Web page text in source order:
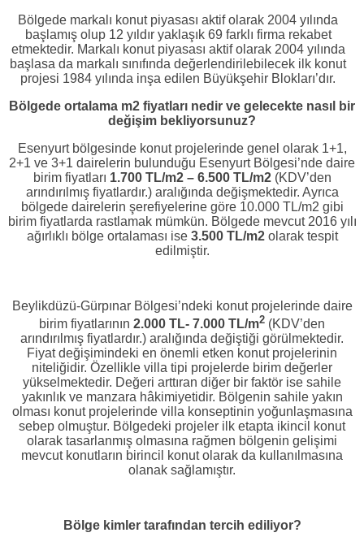
Bölgede markalı konut piyasası aktif olarak 2004 yılında
başlamış olup 12 yıldır yaklaşık 69 farklı firma rekabet
etmektedir. Markalı konut piyasası aktif olarak 2004 yılında
başlasa da markalı sınıfında değerlendirilebilecek ilk konut
projesi 1984 yılında inşa edilen Büyükşehir Blokları’dır.
Bölgede ortalama m2 fiyatları nedir ve gelecekte nasıl bir
değişim bekliyorsunuz?
Esenyurt bölgesinde konut projelerinde genel olarak 1+1,
2+1 ve 3+1 dairelerin bulunduğu Esenyurt Bölgesi’nde daire
birim fiyatları 1.700 TL/m2 – 6.500 TL/m2(KDV’den
arındırılmış fiyatlardır.) aralığında değişmektedir. Ayrıca
bölgede dairelerin şerefiyelerine göre 10.000 TL/m2 gibi
birim fiyatlarda rastlamak mümkün. Bölgede mevcut 2016 yılı
ağırlıklı bölge ortalaması ise 3.500 TL/m2olarak tespit
edilmiştir.
Beylikdüzü-Gürpınar Bölgesi’ndeki konut projelerinde daire
birim fiyatlarının 2.000 TL- 7.000 TL/m2 (KDV’den
arındırılmış fiyatlardır.) aralığında değiştiği görülmektedir.
Fiyat değişimindeki en önemli etken konut projelerinin
niteliğidir. Özellikle villa tipi projelerde birim değerler
yükselmektedir. Değeri arttıran diğer bir faktör ise sahile
yakınlık ve manzara hâkimiyetidir. Bölgenin sahile yakın
olması konut projelerinde villa konseptinin yoğunlaşmasına
sebep olmuştur. Bölgedeki projeler ilk etapta ikincil konut
olarak tasarlanmış olmasına rağmen bölgenin gelişimi
mevcut konutların birincil konut olarak da kullanılmasına
olanak sağlamıştır.
Bölge kimler tarafından tercih ediliyor?